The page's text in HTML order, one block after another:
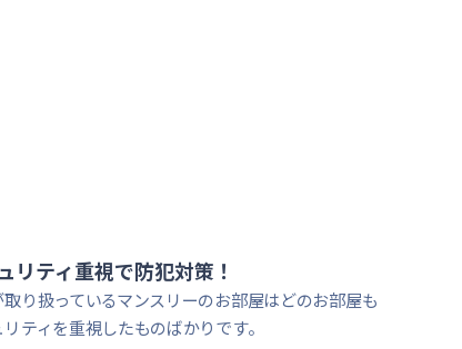
内
リティ重視で防犯対策！
り扱っているマンスリーのお部屋はどのお部屋も
ティを重視したものばかりです。